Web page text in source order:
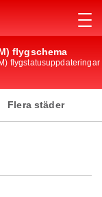
flygschema
flygstatusuppdateringar
Flera städer